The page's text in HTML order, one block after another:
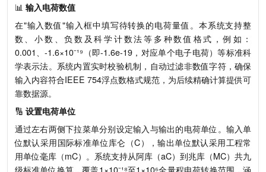
📊 输入电荷数值
在"输入数值"输入框中填写待转换的电荷量值。本系统支持整
数、小数、负数及科学计数法等多种数值格式，例如：
0.001、-1.6×10⁻¹⁹（即-1.6e-19，对应单个电子电荷）等标准科
学表示法。系统内置实时校验机制，自动过滤非数值字符，确保
输入内容符合IEEE 754浮点数格式规范，为后续精确计算提供可
靠数据源。
🔢 设置电荷单位
通过左右两侧下拉菜单分别设定输入与输出的电荷单位。输入单
位默认采用国际标准单位库仑（C），输出单位默认采用工程常
用单位毫库（mC）。系统支持从阿库（aC）到兆库（MC）共九